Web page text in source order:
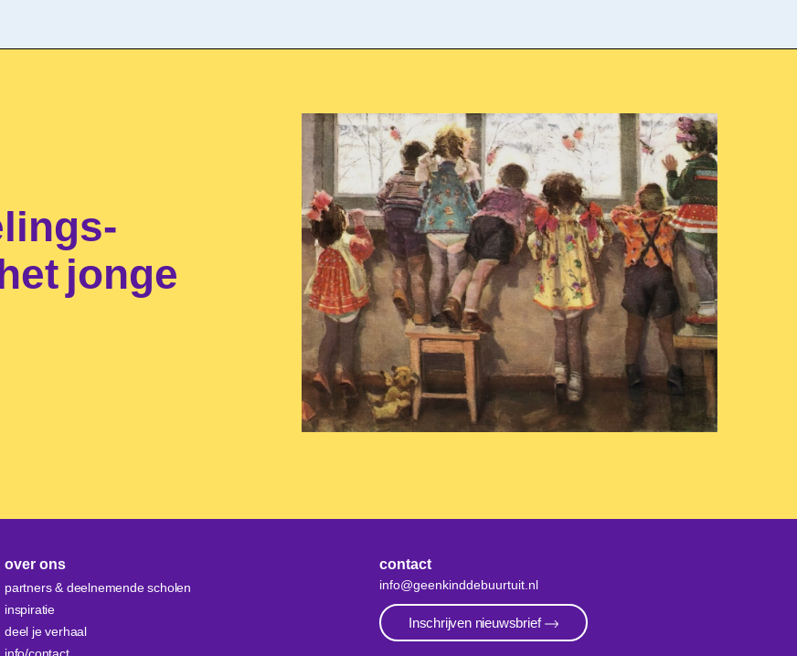
jonge
over ons
partners & deelnemende scholen
inspiratie
deel je verhaal
contact
info@geenkinddebuurtuit.nl
Inschrijven nieuwsbrief